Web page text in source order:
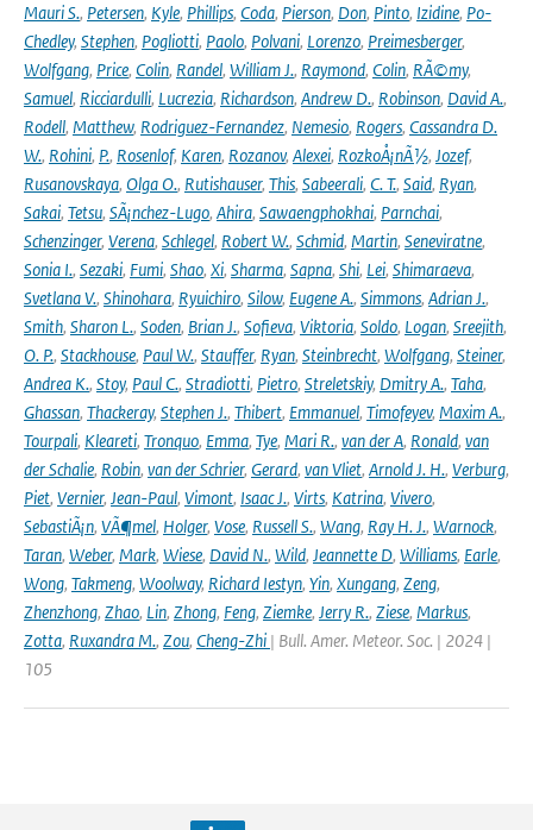
Mauri S., Petersen, Kyle, Phillips, Coda, Pierson, Don, Pinto, Izidine, Po-
Chedley, Stephen, Pogliotti, Paolo, Polvani, Lorenzo, Preimesberger,
Wolfgang, Price, Colin, Randel, William J., Raymond, Colin, RÃ©my,
Samuel, Ricciardulli, Lucrezia, Richardson, Andrew D., Robinson, David A.,
Rodell, Matthew, Rodriguez-Fernandez, Nemesio, Rogers, Cassandra D.
W., Rohini, P., Rosenlof, Karen, Rozanov, Alexei, RozkoÅ¡nÃ½, Jozef,
Rusanovskaya, Olga O., Rutishauser, This, Sabeerali, C. T., Said, Ryan,
Sakai, Tetsu, SÃ¡nchez-Lugo, Ahira, Sawaengphokhai, Parnchai,
Schenzinger, Verena, Schlegel, Robert W., Schmid, Martin, Seneviratne,
Sonia I., Sezaki, Fumi, Shao, Xi, Sharma, Sapna, Shi, Lei, Shimaraeva,
Svetlana V., Shinohara, Ryuichiro, Silow, Eugene A., Simmons, Adrian J.,
Smith, Sharon L., Soden, Brian J., Sofieva, Viktoria, Soldo, Logan, Sreejith,
O. P., Stackhouse, Paul W., Stauffer, Ryan, Steinbrecht, Wolfgang, Steiner,
Andrea K., Stoy, Paul C., Stradiotti, Pietro, Streletskiy, Dmitry A., Taha,
Ghassan, Thackeray, Stephen J., Thibert, Emmanuel, Timofeyev, Maxim A.,
Tourpali, Kleareti, Tronquo, Emma, Tye, Mari R., van der A, Ronald, van
der Schalie, Robin, van der Schrier, Gerard, van Vliet, Arnold J. H., Verburg,
Piet, Vernier, Jean-Paul, Vimont, Isaac J., Virts, Katrina, Vivero,
SebastiÃ¡n, VÃ¶mel, Holger, Vose, Russell S., Wang, Ray H. J., Warnock,
Taran, Weber, Mark, Wiese, David N., Wild, Jeannette D, Williams, Earle,
Wong, Takmeng, Woolway, Richard Iestyn, Yin, Xungang, Zeng,
Zhenzhong, Zhao, Lin, Zhong, Feng, Ziemke, Jerry R., Ziese, Markus,
Zotta, Ruxandra M., Zou, Cheng-Zhi | Bull. Amer. Meteor. Soc. | 2024 |
105